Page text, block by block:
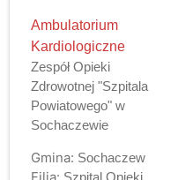
Ambulatorium
Kardiologiczne
Zespół Opieki
Zdrowotnej "Szpitala
Powiatowego" w
Sochaczewie
Gmina: Sochaczew
Filia: Szpital Opieki